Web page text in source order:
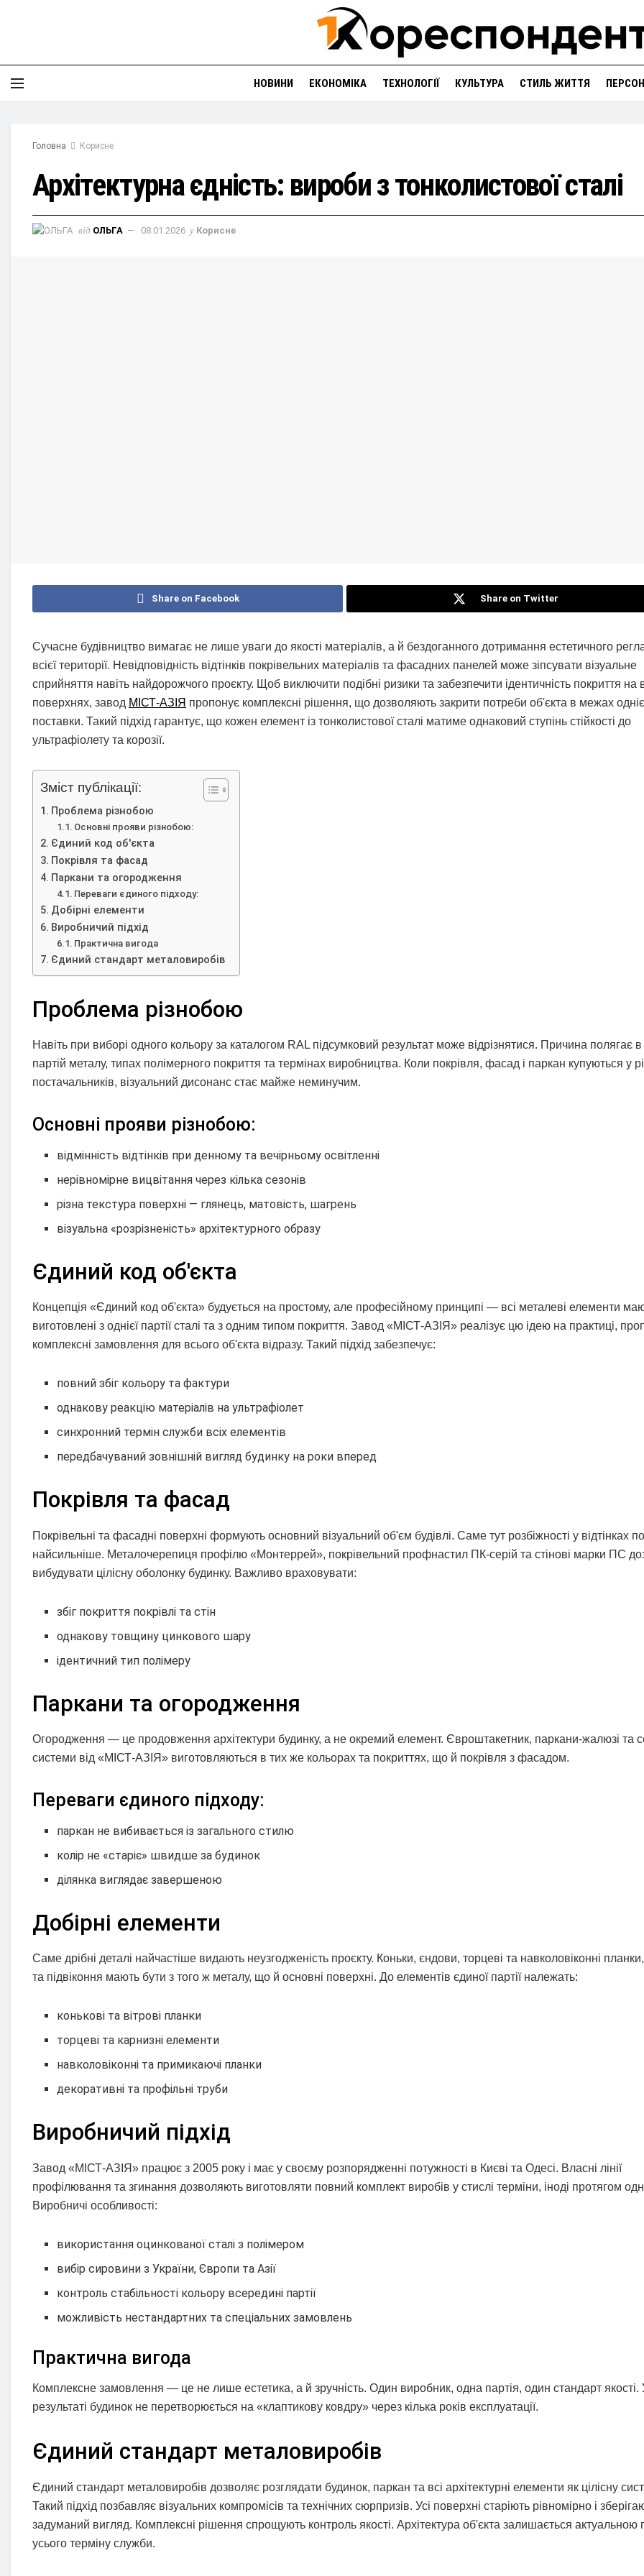
НОВИНИ ЕКОНОМІКА ТЕХНОЛОГІЇ КУЛЬТУРА СТИЛЬ ЖИТТЯ
Головна Корисне
Архітектурна єдність: вироби з тонколистової сталі
від ОЛЬГА 08.01.2026 у Корисне
Share on Facebook Share on Twitter
Сучасне будівництво вимагає не лише уваги до якості матеріалів, а й бездоганного дотримання естетичного
всієї території. Невідповідність відтінків покрівельних матеріалів та фасадних панелей може зіпсувати візуальне
сприйняття навіть найдорожчого проєкту. Щоб виключити подібні ризики та забезпечити ідентичність покриття на
поверхнях, завод МІСТ-АЗІЯ пропонує комплексні рішення, що дозволяють закрити потреби об'єкта в межах
поставки. Такий підхід гарантує, що кожен елемент із тонколистової сталі матиме однаковий ступінь стійкості до
ультрафіолету та корозії.
Зміст публікації:
Проблема різнобою
Основні прояви різнобою:
Єдиний код об'єкта
Покрівля та фасад
Паркани та огородження
Переваги єдиного підходу:
Добірні елементи
Виробничий підхід
Практична вигода
Єдиний стандарт металовиробів
Проблема різнобою
Навіть при виборі одного кольору за каталогом RAL підсумковий результат може відрізнятися. Причина полягає в
партій металу, типах полімерного покриття та термінах виробництва. Коли покрівля, фасад і паркан купуються у
постачальників, візуальний дисонанс стає майже неминучим.
Основні прояви різнобою:
відмінність відтінків при денному та вечірньому освітленні
нерівномірне вицвітання через кілька сезонів
різна текстура поверхні — глянець, матовість, шагрень
візуальна «розрізненість» архітектурного образу
Єдиний код об'єкта
Концепція «Єдиний код об'єкта» будується на простому, але професійному принципі — всі металеві елементи
виготовлені з однієї партії сталі та з одним типом покриття. Завод «МІСТ-АЗІЯ» реалізує цю ідею на практиці,
комплексні замовлення для всього об'єкта відразу. Такий підхід забезпечує:
повний збіг кольору та фактури
однакову реакцію матеріалів на ультрафіолет
синхронний термін служби всіх елементів
передбачуваний зовнішній вигляд будинку на роки вперед
Покрівля та фасад
Покрівельні та фасадні поверхні формують основний візуальний об'єм будівлі. Саме тут розбіжності у відтінках
найсильніше. Металочерепиця профілю «Монтеррей», покрівельний профнастил ПК-серій та стінові марки ПС
вибудувати цілісну оболонку будинку. Важливо враховувати:
збіг покриття покрівлі та стін
однакову товщину цинкового шару
ідентичний тип полімеру
Паркани та огородження
Огородження — це продовження архітектури будинку, а не окремий елемент. Євроштакетник, паркани-жалюзі та
системи від «МІСТ-АЗІЯ» виготовляються в тих же кольорах та покриттях, що й покрівля з фасадом.
Переваги єдиного підходу:
паркан не вибивається із загального стилю
колір не «старіє» швидше за будинок
ділянка виглядає завершеною
Добірні елементи
Саме дрібні деталі найчастіше видають неузгодженість проєкту. Коньки, єндови, торцеві та навколовіконні
та підвіконня мають бути з того ж металу, що й основні поверхні. До елементів єдиної партії належать:
конькові та вітрові планки
торцеві та карнизні елементи
навколовіконні та примикаючі планки
декоративні та профільні труби
Виробничий підхід
Завод «МІСТ-АЗІЯ» працює з 2005 року і має у своєму розпорядженні потужності в Києві та Одесі. Власні лінії
профілювання та згинання дозволяють виготовляти повний комплект виробів у стислі терміни, іноді протягом
Виробничі особливості:
використання оцинкованої сталі з полімером
вибір сировини з України, Європи та Азії
контроль стабільності кольору всередині партії
можливість нестандартних та спеціальних замовлень
Практична вигода
Комплексне замовлення — це не лише естетика, а й зручність. Один виробник, одна партія, один стандарт якості.
результаті будинок не перетворюється на «клаптикову ковдру» через кілька років експлуатації.
Єдиний стандарт металовиробів
Єдиний стандарт металовиробів дозволяє розглядати будинок, паркан та всі архітектурні елементи як цілісну
Такий підхід позбавляє візуальних компромісів та технічних сюрпризів. Усі поверхні старіють рівномірно і
задуманий вигляд. Комплексні рішення спрощують контроль якості. Архітектура об'єкта залишається актуальною
усього терміну служби.